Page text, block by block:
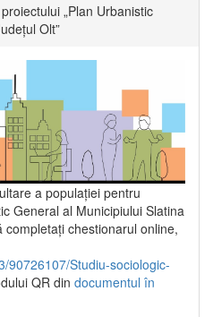
„Plan Urbanistic
Olt”
a populaţiei pentru
General al Municipiului Slatina
chestionarul online,
90726107/Studiu-sociologic-
QR din documentul în